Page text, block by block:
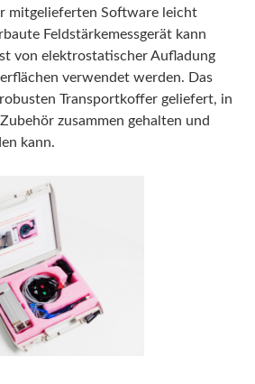
mitgelieferten Software leicht
Feldstärkemessgerät kann
von elektrostatischer Aufladung
verwendet werden. Das
Transportkoffer geliefert, in
zusammen gehalten und
kann.